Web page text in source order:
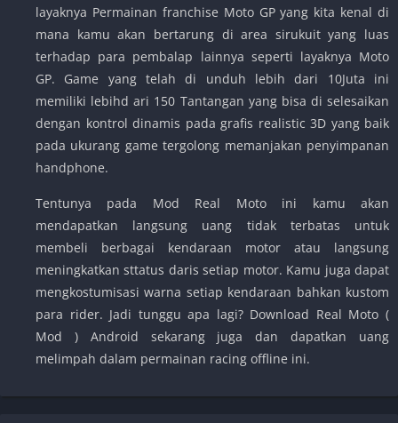
layaknya Permainan franchise Moto GP yang kita kenal di
mana kamu akan bertarung di area sirukuit yang luas
terhadap para pembalap lainnya seperti layaknya Moto
GP. Game yang telah di unduh lebih dari 10Juta ini
memiliki lebihd ari 150 Tantangan yang bisa di selesaikan
dengan kontrol dinamis pada grafis realistic 3D yang baik
pada ukurang game tergolong memanjakan penyimpanan
handphone.
Tentunya pada Mod Real Moto ini kamu akan
mendapatkan langsung uang tidak terbatas untuk
membeli berbagai kendaraan motor atau langsung
meningkatkan sttatus daris setiap motor. Kamu juga dapat
mengkostumisasi warna setiap kendaraan bahkan kustom
para rider. Jadi tunggu apa lagi? Download Real Moto (
Mod ) Android sekarang juga dan dapatkan uang
melimpah dalam permainan racing offline ini.